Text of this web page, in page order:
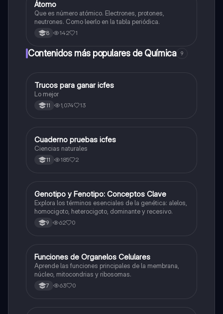
Biologia
Átomo
Que es número atómico. Electrones, protones,
neutrones. Como leerlo en la tabla periódica.
8 142 1
Contenidos más populares de Química 9
Química
Trucos para ganar icfes
Lo mejor
11 1,074 13
Biologia
Cuaderno pruebas icfes
Ciencias naturales
11 185 2
GBiologia
Genotipo y Fenotipo: Conceptos Clave
Explora los términos esenciales de la genética: alelos,
homocigoto, heterocigoto, dominante y recesivo.
9 62 0
FBiologia
Funciones de Organelos Celulares
Aprende las funciones principales de la membrana,
núcleo, mitocondrias y ribosomas.
7 63 0